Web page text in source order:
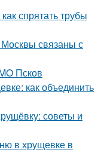
спрятать трубы
Москвы связаны с
Псков
как объединить
советы и
в хрущевке в